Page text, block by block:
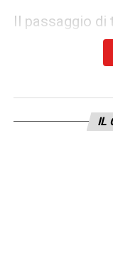
Il passaggio
era
Real si
su talento,
IL